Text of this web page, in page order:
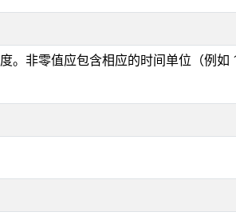
。非零值应包含相应的时间单位（例如